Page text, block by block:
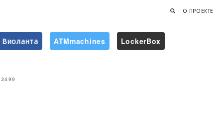
О ПРОЕКТЕ
Виоланта ATMmachines LockerBox
3499